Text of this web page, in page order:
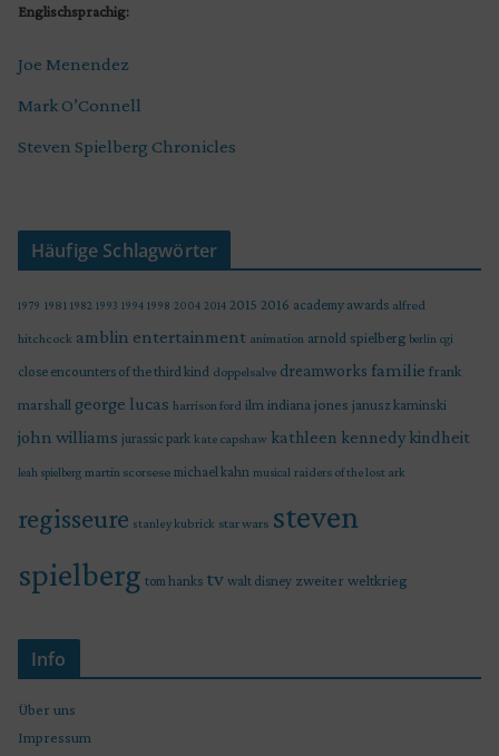
Englischsprachig:
Joe Menendez
Mark O’Connell
Steven Spielberg Chronicles
Häufige Schlagwörter
1979 1981 1982 1993 1994 1998 2004 2014 2015 2016 academy awards alfred
hitchcock amblin entertainment animation arnold spielberg berlin cgi
close encounters of the third kind doppelsalve dreamworks familie frank
marshall george lucas harrison ford ilm indiana jones janusz kaminski
john williams jurassic park kate capshaw kathleen kennedy kindheit
leah spielberg martin scorsese michael kahn musical raiders of the lost ark
regisseure stanley kubrick star wars steven
spielberg tom hanks tv walt disney zweiter weltkrieg
Info
Über uns
Impressum